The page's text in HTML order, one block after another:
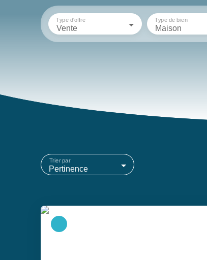
Vente
Type d'offre
Maison
Type de bien
Pertinence
Trier par